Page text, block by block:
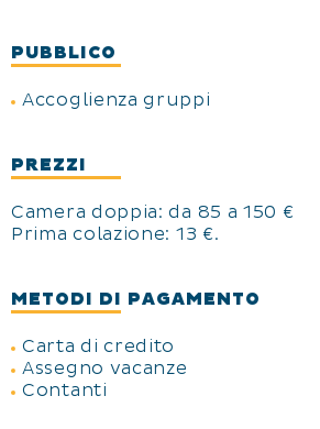
PUBBLICO
Accoglienza gruppi
PREZZI
Camera doppia: da 85 a 150 €
Prima colazione: 13 €.
METODI DI PAGAMENTO
Carta di credito
Assegno vacanze
Contanti